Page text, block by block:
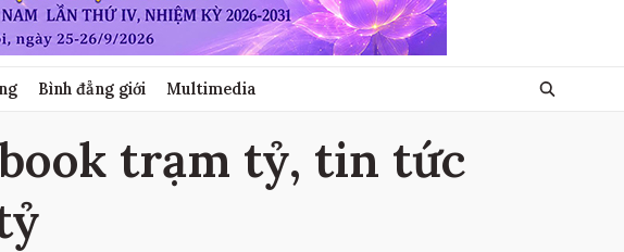
Bình đẳng giới Multimedia
trạm tỷ, tin tức